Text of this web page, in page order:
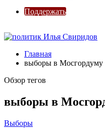
Поддержать
Главная
выборы в Мосгордуму
Обзор тегов
выборы в
Выборы